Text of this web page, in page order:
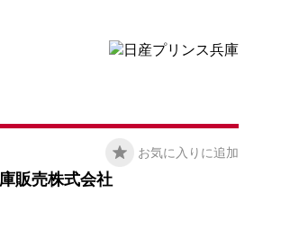
お気に入りに追加
販売株式会社